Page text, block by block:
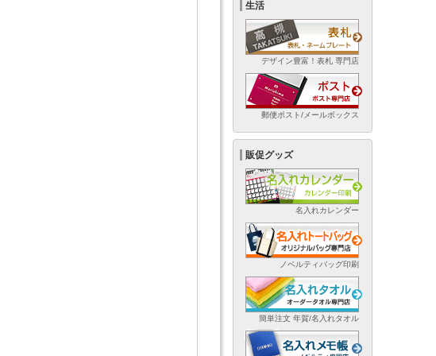
生活
デザイン豊富！表札 専門店
郵便ポスト/メールボックス
販促グッズ
名入れカレンダー
ノベルティバッグ印刷
簡単注文 年賀/名入れタオル